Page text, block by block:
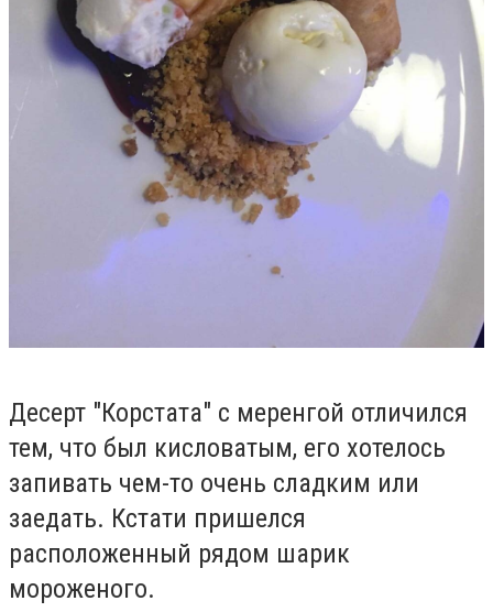
Десерт "Корстата" с меренгой отличился
тем, что был кисловатым, его хотелось
запивать чем-то очень сладким или
заедать. Кстати пришелся
расположенный рядом шарик
мороженого.